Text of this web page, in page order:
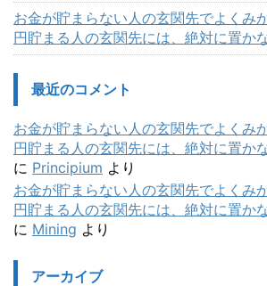
お金が貯まらない人の玄関先でよくみ
円貯まる人の玄関先には、絶対に置か
最近のコメント
お金が貯まらない人の玄関先でよくみ
円貯まる人の玄関先には、絶対に置か
に Principium より
お金が貯まらない人の玄関先でよくみ
円貯まる人の玄関先には、絶対に置か
に Mining より
アーカイブ